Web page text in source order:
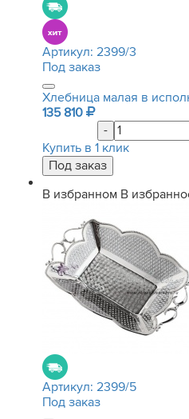
Артикул: 2399/3
Под заказ
Хлебница малая в
135 810
-
Купить в 1 клик
В избранном В
Артикул: 2399/5
Под заказ